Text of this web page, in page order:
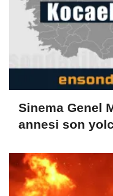
Sinema Genel
annesi son